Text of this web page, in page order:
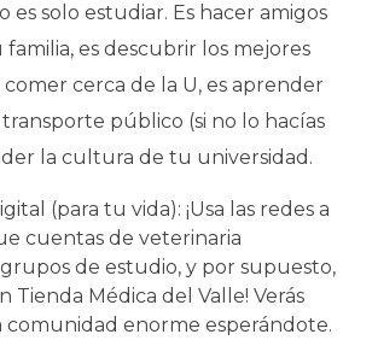
es solo estudiar. Es hacer amigos
es descubrir los mejores
comer cerca de la U, es aprender
público (si no lo hacías
la cultura de tu universidad.
(para tu vida): ¡Usa las redes a
cuentas de veterinaria
grupos de estudio, y por supuesto,
Tienda Médica del Valle! Verás
comunidad enorme esperándote.